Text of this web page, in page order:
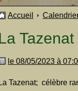
Accueil
Tazenat
le 08/05/2023 à
La Tazenat; célèbre